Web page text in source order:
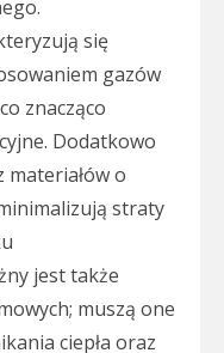
się
gazów
znacząco
Dodatkowo
o
straty
jest także
muszą one
ciepła oraz